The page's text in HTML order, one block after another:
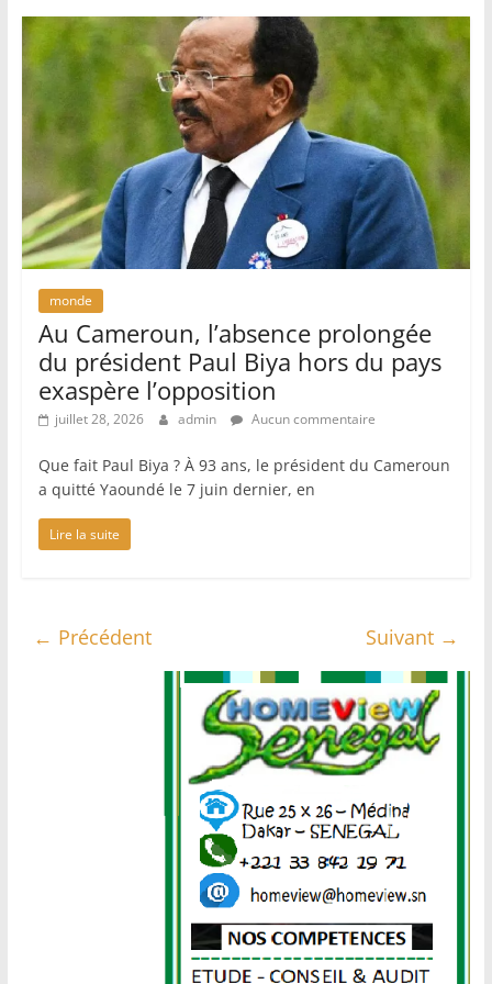
monde
Au Cameroun, l’absence prolongée
du président Paul Biya hors du pays
exaspère l’opposition
juillet 28, 2026 admin Aucun commentaire
Que fait Paul Biya ? À 93 ans, le président du Cameroun
a quitté Yaoundé le 7 juin dernier, en
Lire la suite
← Précédent Suivant →